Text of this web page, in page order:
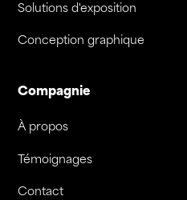
Solutions d'exposition
Conception graphique
Compagnie
À propos
Témoignages
Contact